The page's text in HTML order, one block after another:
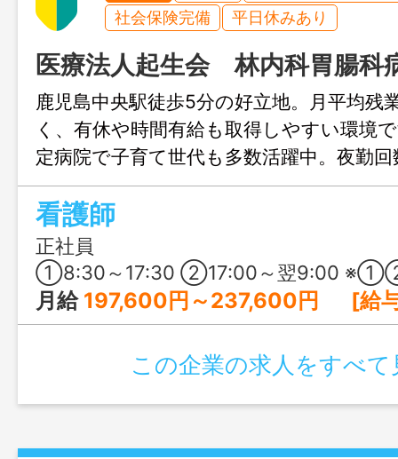
社会保険完備
平日休みあり
医療法人起生会 林内科胃腸科
鹿児島中央駅徒歩5分の好立地。月平均残
く、有休や時間有給も取得しやすい環境
定病院で子育て世代も多数活躍中。夜勤
で、福利厚生も充実。無理なく長く働け
看護師
正社員
①8:30～17:30 ②17:00～翌9:00 ※①②のシフト制 ※夜勤の回数は相談に応じま
月給 197,600円～237,600円 [給与の内訳] 基本給：180,000円～220,000円 ヘルスケア手当
この企業の求人をすべて